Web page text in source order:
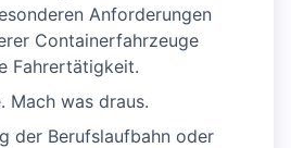
Anforderungen
Containerfahrzeuge
Fahrertätigkeit.
Mach was draus.
der Berufslaufbahn oder